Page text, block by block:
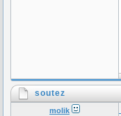
soutez
molik